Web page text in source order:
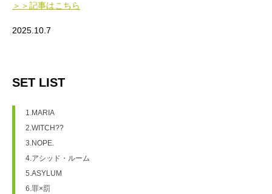
＞＞記事はこちら
2025.10.7
SET LIST
1.MARIA
2.WITCH??
3.NOPE.
4.アシッド・ルーム
5.ASYLUM
6.罪×罰